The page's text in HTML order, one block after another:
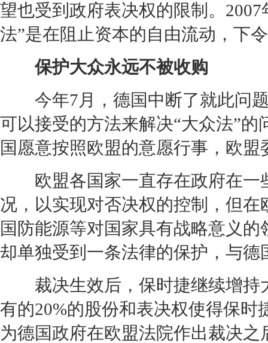
望也受到政府表决权的限制。
法”是在阻止资本的自由流动，下
保护大众永远不被收购
今年7月，德国中断了就此问题
可以接受的方法来解决“大众法”的
国愿意按照欧盟的意愿行事，欧
欧盟各国家一直存在政府在一
况，以实现对否决权的控制，但
国防能源等对国家具有战略意义的
却单独受到一条法律的保护，与
裁决生效后， 保时捷继续增持
有的20%的股份和表决权使得保时
为德国政府在欧盟法院作出裁决之